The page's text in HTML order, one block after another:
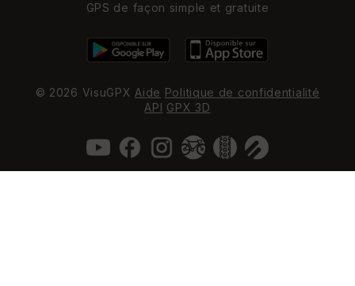
GPS de façon simple et gratuite
© 2026 VisuGPX Aide Politique de confidentialité
API GPX 3D